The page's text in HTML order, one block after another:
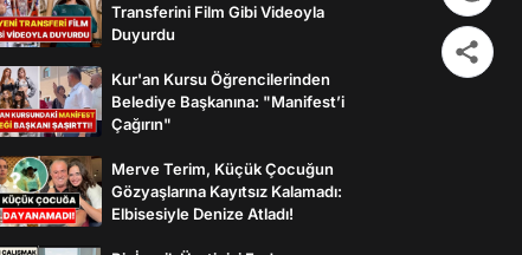
Transferini Film Gibi Videoyla
Duyurdu
Kur'an Kursu Öğrencilerinden
Belediye Başkanına: "Manifest’i
Çağırın"
Merve Terim, Küçük Çocuğun
Gözyaşlarına Kayıtsız Kalamadı:
Elbisesiyle Denize Atladı!